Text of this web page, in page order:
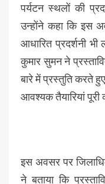
पर्यटन स्थलों की
उन्होंने कहा कि इस
आधारित प्रदर्शनी
कुमार सुमन ने
बारे में प्रस्तुति करते
आवश्यक तैयारियां
इस अवसर पर
ने बताया कि